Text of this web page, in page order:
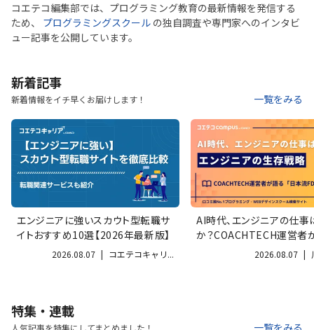
コエテコ編集部では、プログラミング教育の最新情報を発信する
ため、 プログラミングスクール の独自調査や専門家へのインタビ
ュー記事を公開しています。
新着記事
新着情報をイチ早くお届けします！ 一覧をみる
エンジニアに強いスカウト型転職サ
イトおすすめ10選【2026年最新版】
2026.08.07 コエテコキャリ...
AI時代、エンジニアの仕事
か？COACHTECH運営者
2026.08.07
特集・連載